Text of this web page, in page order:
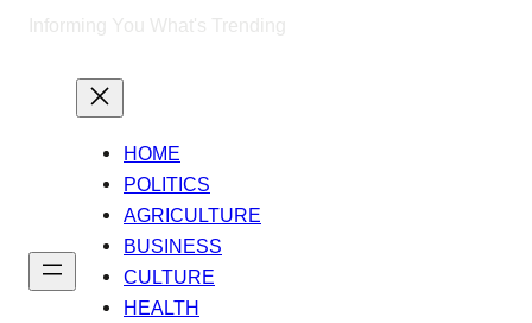
Informing You What's Trending
HOME
POLITICS
AGRICULTURE
BUSINESS
CULTURE
HEALTH